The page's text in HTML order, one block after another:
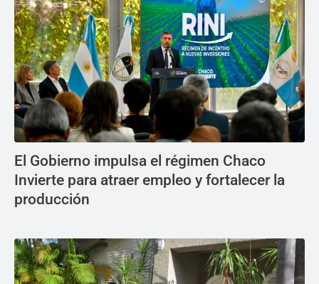
El Gobierno impulsa el régimen Chaco
Invierte para atraer empleo y fortalecer la
producción